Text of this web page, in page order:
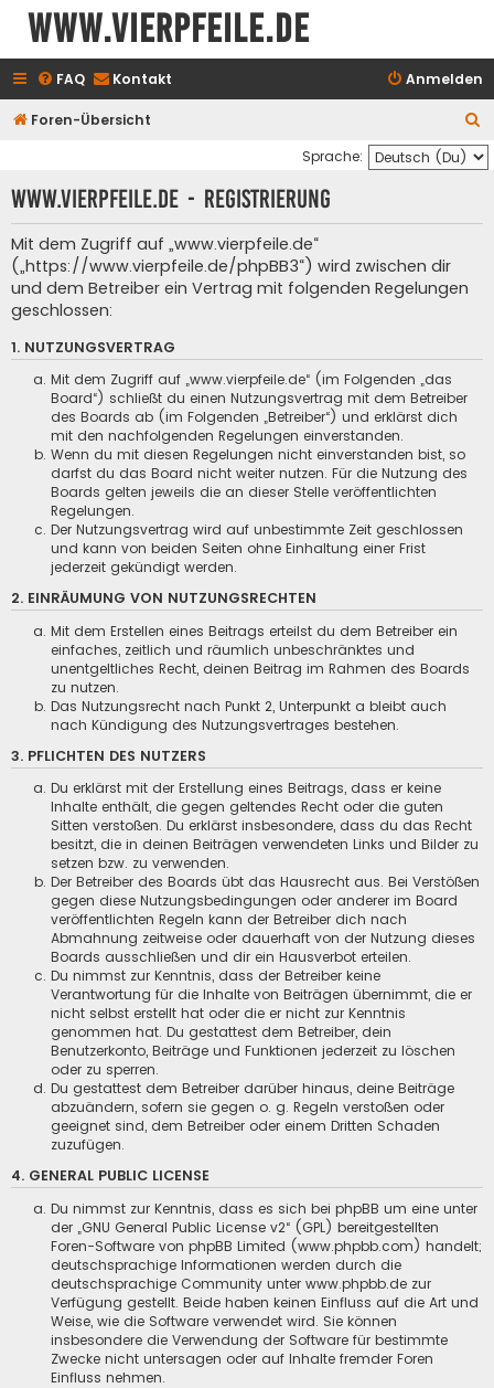
www.vierpfeile.de
FAQ Kontakt Anmelden
Foren-Übersicht
u
c
Sprache:
www.vierpfeile.de - Registrierung
Mit dem Zugriff auf „www.vierpfeile.de“
(„https://www.vierpfeile.de/phpBB3“) wird zwischen dir
und dem Betreiber ein Vertrag mit folgenden Regelungen
geschlossen:
1. NUTZUNGSVERTRAG
Mit dem Zugriff auf „www.vierpfeile.de“ (im Folgenden „das
Board“) schließt du einen Nutzungsvertrag mit dem Betreiber
des Boards ab (im Folgenden „Betreiber“) und erklärst dich
mit den nachfolgenden Regelungen einverstanden.
Wenn du mit diesen Regelungen nicht einverstanden bist, so
darfst du das Board nicht weiter nutzen. Für die Nutzung des
Boards gelten jeweils die an dieser Stelle veröffentlichten
Regelungen.
Der Nutzungsvertrag wird auf unbestimmte Zeit geschlossen
und kann von beiden Seiten ohne Einhaltung einer Frist
jederzeit gekündigt werden.
2. EINRÄUMUNG VON NUTZUNGSRECHTEN
Mit dem Erstellen eines Beitrags erteilst du dem Betreiber ein
einfaches, zeitlich und räumlich unbeschränktes und
unentgeltliches Recht, deinen Beitrag im Rahmen des Boards
zu nutzen.
Das Nutzungsrecht nach Punkt 2, Unterpunkt a bleibt auch
nach Kündigung des Nutzungsvertrages bestehen.
3. PFLICHTEN DES NUTZERS
Du erklärst mit der Erstellung eines Beitrags, dass er keine
Inhalte enthält, die gegen geltendes Recht oder die guten
Sitten verstoßen. Du erklärst insbesondere, dass du das Recht
besitzt, die in deinen Beiträgen verwendeten Links und Bilder zu
setzen bzw. zu verwenden.
Der Betreiber des Boards übt das Hausrecht aus. Bei Verstößen
gegen diese Nutzungsbedingungen oder anderer im Board
veröffentlichten Regeln kann der Betreiber dich nach
Abmahnung zeitweise oder dauerhaft von der Nutzung dieses
Boards ausschließen und dir ein Hausverbot erteilen.
Du nimmst zur Kenntnis, dass der Betreiber keine
Verantwortung für die Inhalte von Beiträgen übernimmt, die er
nicht selbst erstellt hat oder die er nicht zur Kenntnis
genommen hat. Du gestattest dem Betreiber, dein
Benutzerkonto, Beiträge und Funktionen jederzeit zu löschen
oder zu sperren.
Du gestattest dem Betreiber darüber hinaus, deine Beiträge
abzuändern, sofern sie gegen o. g. Regeln verstoßen oder
geeignet sind, dem Betreiber oder einem Dritten Schaden
zuzufügen.
4. GENERAL PUBLIC LICENSE
Du nimmst zur Kenntnis, dass es sich bei phpBB um eine unter
der „GNU General Public License v2“ (GPL) bereitgestellten
Foren-Software von phpBB Limited (www.phpbb.com) handelt;
deutschsprachige Informationen werden durch die
deutschsprachige Community unter www.phpbb.de zur
Verfügung gestellt. Beide haben keinen Einfluss auf die Art und
Weise, wie die Software verwendet wird. Sie können
insbesondere die Verwendung der Software für bestimmte
Zwecke nicht untersagen oder auf Inhalte fremder Foren
Einfluss nehmen.